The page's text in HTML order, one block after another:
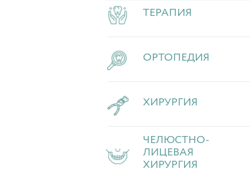
ТЕРАПИЯ
ОРТОПЕДИЯ
ХИРУРГИЯ
ЧЕЛЮСТНО-
ЛИЦЕВАЯ
ХИРУРГИЯ